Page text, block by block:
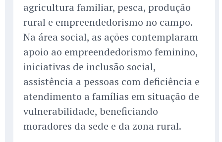
agricultura familiar, pesca, produção
rural e empreendedorismo no campo.
Na área social, as ações contemplaram
apoio ao empreendedorismo feminino,
iniciativas de inclusão social,
assistência a pessoas com deficiência e
atendimento a famílias em situação de
vulnerabilidade, beneficiando
moradores da sede e da zona rural.